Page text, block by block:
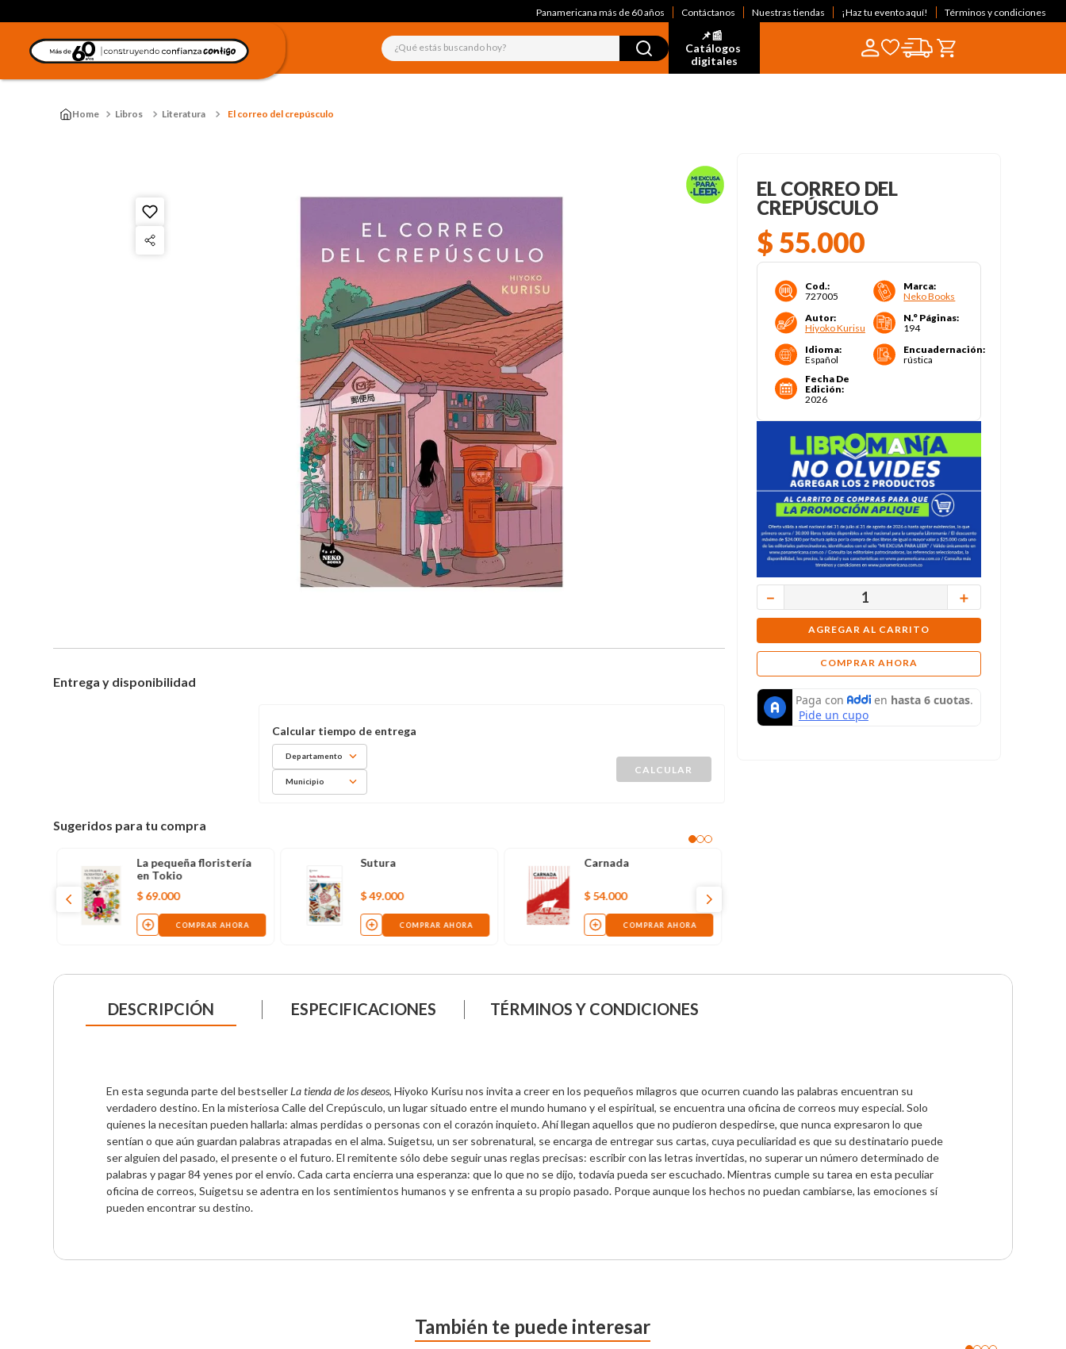
Panamericana más de 60 años Contáctanos Nuestras tiendas ¡Haz tu evento aquí! Términos y condiciones
¿Qué estás buscando hoy?
📌📰
Catálogos
digitales
Libros Literatura El correo del crepúsculo
Entrega y disponibilidad
Departamento
Municipio
Sugeridos para tu compra
La pequeña floristería
en Tokio
$ 69.000
COMPRAR AHORA
Sutura
$49.000
COMPRAR AHORA
Carnada
$ 54.000
COMPRAR AHORA
EL CORREO DEL
CREPÚSCULO
$ 55.000
Cod.:
727005
Marca:
Neko Books
Autor:
Hiyoko Kurisu
N.° Páginas:
194
Idioma:
Español
Encuadernación:
rústica
Fecha De
Edición:
2026
＋
－
AGREGAR AL CARRITO
COMPRAR AHORA
DESCRIPCIÓN ESPECIFICACIONES TÉRMINOS Y CONDICIONES
En esta segunda parte del bestseller La tienda de los deseos, Hiyoko Kurisu nos invita a creer en los pequeños milagros que ocurren cuando las palabras encuentran su
verdadero destino. En la misteriosa Calle del Crepúsculo, un lugar situado entre el mundo humano y el espiritual, se encuentra una oficina de correos muy especial. Solo
quienes la necesitan pueden hallarla: almas perdidas o personas con el corazón inquieto. Ahí llegan aquellos que no pudieron despedirse, que nunca expresaron lo que
sentían o que aún guardan palabras atrapadas en el alma. Suigetsu, un ser sobrenatural, se encarga de entregar sus cartas, cuya peculiaridad es que su destinatario puede
ser alguien del pasado, el presente o el futuro. El remitente sólo debe seguir unas reglas precisas: escribir con las letras invertidas, no superar un número determinado de
palabras y pagar 84 yenes por el envío. Cada carta encierra una esperanza: que lo que no se dijo, todavía pueda ser escuchado. Mientras cumple su tarea en esta peculiar
oficina de correos, Suigetsu se adentra en los sentimientos humanos y se enfrenta a su propio pasado. Porque aunque los hechos no puedan cambiarse, las emociones sí
pueden encontrar su destino.
También te puede interesar